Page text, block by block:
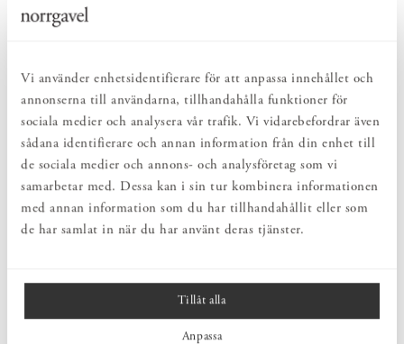
Vi använder enhetsidentifierare för att anpassa innehållet och
annonserna till användarna, tillhandahålla funktioner för
sociala medier och analysera vår trafik. Vi vidarebefordrar även
sådana identifierare och annan information från din enhet till
de sociala medier och annons- och analysföretag som vi
samarbetar med. Dessa kan i sin tur kombinera informationen
med annan information som du har tillhandahållit eller som
de har samlat in när du har använt deras tjänster.
Tillåt alla
Anpassa
TIDNINGSRULLBORD EK SOFFBORD Ø100 EK